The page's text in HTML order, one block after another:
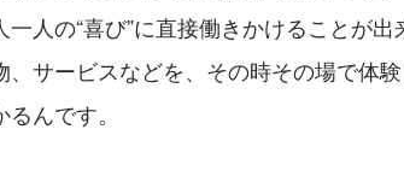
人の“喜び”に直接働きかけることが出
サービスなどを、その時その場で体
んです。